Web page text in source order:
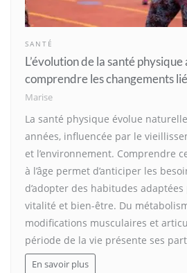
SANTÉ
L’évolution de la santé physique
comprendre les changements
Marise
La santé physique évolue
années, influencée par le
et l’environnement. Comprendre
à l’âge permet d’anticiper les
d’adopter des habitudes
vitalité et bien-être. Du
modifications musculaires et
période de la vie présente ses
En savoir plus